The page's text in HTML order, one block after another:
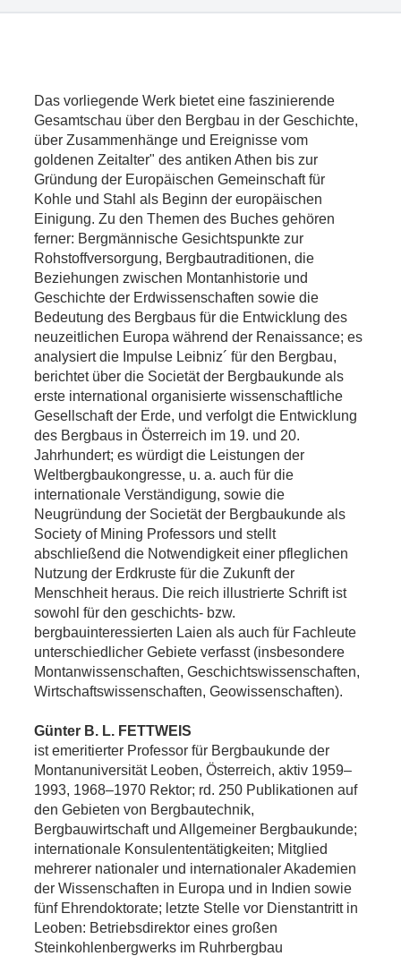
Das vorliegende Werk bietet eine faszinierende
Gesamtschau über den Bergbau in der Geschichte,
über Zusammenhänge und Ereignisse vom
goldenen Zeitalter" des antiken Athen bis zur
Gründung der Europäischen Gemeinschaft für
Kohle und Stahl als Beginn der europäischen
Einigung. Zu den Themen des Buches gehören
ferner: Bergmännische Gesichtspunkte zur
Rohstoffversorgung, Bergbautraditionen, die
Beziehungen zwischen Montanhistorie und
Geschichte der Erdwissenschaften sowie die
Bedeutung des Bergbaus für die Entwicklung des
neuzeitlichen Europa während der Renaissance; es
analysiert die Impulse Leibniz´ für den Bergbau,
berichtet über die Societät der Bergbaukunde als
erste international organisierte wissenschaftliche
Gesellschaft der Erde, und verfolgt die Entwicklung
des Bergbaus in Österreich im 19. und 20.
Jahrhundert; es würdigt die Leistungen der
Weltbergbaukongresse, u. a. auch für die
internationale Verständigung, sowie die
Neugründung der Societät der Bergbaukunde als
Society of Mining Professors und stellt
abschließend die Notwendigkeit einer pfleglichen
Nutzung der Erdkruste für die Zukunft der
Menschheit heraus. Die reich illustrierte Schrift ist
sowohl für den geschichts- bzw.
bergbauinteressierten Laien als auch für Fachleute
unterschiedlicher Gebiete verfasst (insbesondere
Montanwissenschaften, Geschichtswissenschaften,
Wirtschaftswissenschaften, Geowissenschaften).
Günter B. L. FETTWEIS
ist emeritierter Professor für Bergbaukunde der
Montanuniversität Leoben, Österreich, aktiv 1959–
1993, 1968–1970 Rektor; rd. 250 Publikationen auf
den Gebieten von Bergbautechnik,
Bergbauwirtschaft und Allgemeiner Bergbaukunde;
internationale Konsulententätigkeiten; Mitglied
mehrerer nationaler und internationaler Akademien
der Wissenschaften in Europa und in Indien sowie
fünf Ehrendoktorate; letzte Stelle vor Dienstantritt in
Leoben: Betriebsdirektor eines großen
Steinkohlenbergwerks im Ruhrbergbau